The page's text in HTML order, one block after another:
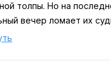
толпы. Но на
вечер ломает их
роль — убедить в